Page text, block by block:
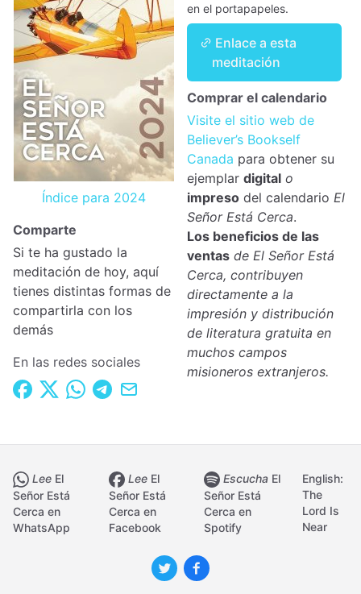
Índice para 2024
Comparte
Si te ha gustado la
meditación de hoy, aquí
tienes distintas formas de
compartirla con los
demás
En las redes sociales
en el portapapeles.
Enlace a esta
meditación
Comprar el calendario
Visite el sitio web de
Believer’s Bookself
Canada para obtener su
ejemplar digital o
impreso del calendario El
Señor Está Cerca.
Los beneficios de las
ventas de El Señor Está
Cerca, contribuyen
directamente a la
impresión y distribución
de literatura gratuita en
muchos campos
misioneros extranjeros.
Lee El
Señor Está
Cerca en
WhatsApp
Lee El
Señor Está
Cerca en
Facebook
EscuchaEl
Señor Está
Cerca en
Spotify
English:
The
Lord Is
Near